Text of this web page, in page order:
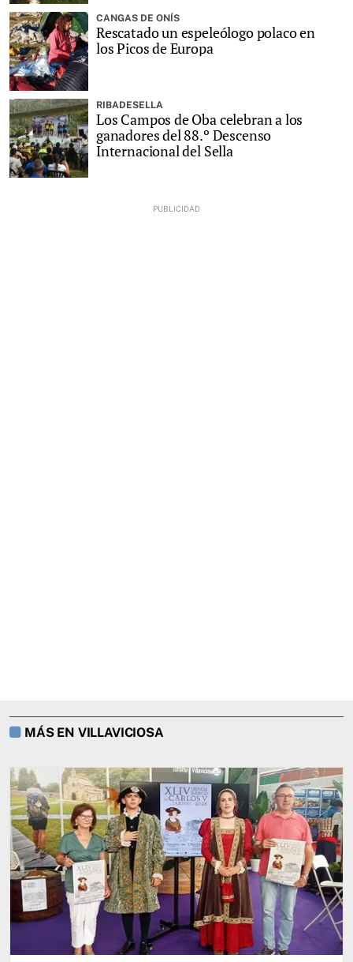
CANGAS DE ONÍS
Rescatado un espeleólogo polaco en
los Picos de Europa
RIBADESELLA
Los Campos de Oba celebran a los
ganadores del 88.º Descenso
Internacional del Sella
MÁS EN VILLAVICIOSA